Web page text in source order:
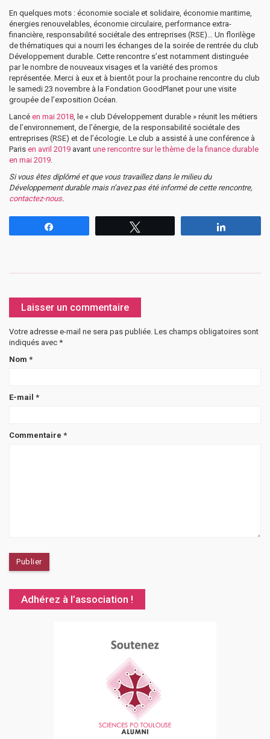
En quelques mots : économie sociale et solidaire, économie maritime,
énergies renouvelables, économie circulaire, performance extra-
financière, responsabilité sociétale des entreprises (RSE)… Un florilège
de thématiques qui a nourri les échanges de la soirée de rentrée du club
Développement durable. Cette rencontre s’est notamment distinguée
par le nombre de nouveaux visages et la variété des promos
représentée. Merci à eux et à bientôt pour la prochaine rencontre du club
le samedi 23 novembre à la Fondation GoodPlanet pour une visite
groupée de l’exposition Océan.
Lancé en mai 2018, le « club Développement durable » réunit les métiers
de l’environnement, de l’énergie, de la responsabilité sociétale des
entreprises (RSE) et de l’écologie. Le club a assisté à une conférence à
Paris en avril 2019 avant une rencontre sur le thème de la finance durable
en mai 2019.
Si vous êtes diplômé et que vous travaillez dans le milieu du
Développement durable mais n’avez pas été informé de cette rencontre,
contactez-nous.
Laisser un commentaire
Votre adresse e-mail ne sera pas publiée. Les champs obligatoires sont
indiqués avec *
Nom *
E-mail *
Commentaire *
Adhérez à l’association !